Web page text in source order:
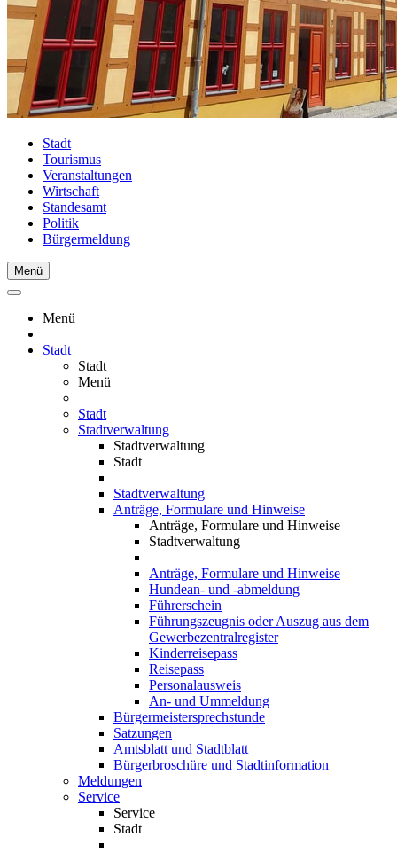
Stadt
Tourismus
Veranstaltungen
Wirtschaft
Standesamt
Politik
Bürgermeldung
Menü
Menü
Stadt
Stadt
Menü
Stadt
Stadtverwaltung
Stadtverwaltung
Stadt
Stadtverwaltung
Anträge, Formulare und Hinweise
Anträge, Formulare und Hinweise
Stadtverwaltung
Anträge, Formulare und Hinweise
Hundean- und -abmeldung
Führerschein
Führungszeugnis oder Auszug aus dem
Gewerbezentralregister
Kinderreisepass
Reisepass
Personalausweis
An- und Ummeldung
Bürgermeistersprechstunde
Satzungen
Amtsblatt und Stadtblatt
Bürgerbroschüre und Stadtinformation
Meldungen
Service
Service
Stadt